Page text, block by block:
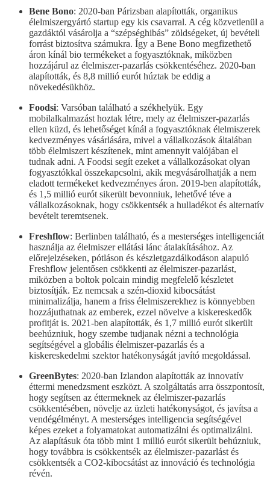
Bene Bono: 2020-ban Párizsban alapították, organikus
élelmiszergyártó startup egy kis csavarral. A cég közvetlenül a
gazdáktól vásárolja a “szépséghibás” zöldségeket, új bevételi
forrást biztosítva számukra. Így a Bene Bono megfizethető
áron kínál bio termékeket a fogyasztóknak, miközben
hozzájárul az élelmiszer-pazarlás csökkentéséhez. 2020-ban
alapították, és 8,8 millió eurót húztak be eddig a
növekedésükhöz.
Foodsi: Varsóban található a székhelyük. Egy
mobilalkalmazást hoztak létre, mely az élelmiszer-pazarlás
ellen küzd, és lehetőséget kínál a fogyasztóknak élelmiszerek
kedvezményes vásárlására, mivel a vállalkozások általában
több élelmiszert készítenek, mint amennyit valójában el
tudnak adni. A Foodsi segít ezeket a vállalkozásokat olyan
fogyasztókkal összekapcsolni, akik megvásárolhatják a nem
eladott termékeket kedvezményes áron. 2019-ben alapították,
és 1,5 millió eurót sikerült bevonniuk, lehetővé téve a
vállalkozásoknak, hogy csökkentsék a hulladékot és alternatív
bevételt teremtsenek.
Freshflow: Berlinben található, és a mesterséges intelligenciát
használja az élelmiszer ellátási lánc átalakításához. Az
előrejelzéseken, pótláson és készletgazdálkodáson alapuló
Freshflow jelentősen csökkenti az élelmiszer-pazarlást,
miközben a boltok polcain mindig megfelelő készletet
biztosítják. Ez nemcsak a szén-dioxid kibocsátást
minimalizálja, hanem a friss élelmiszerekhez is könnyebben
hozzájuthatnak az emberek, ezzel növelve a kiskereskedők
profitját is. 2021-ben alapították, és 1,7 millió eurót sikerült
beehúzniuk, hogy szembe tudjanak nézni a technológia
segítségével a globális élelmiszer-pazarlás és a
kiskereskedelmi szektor hatékonyságát javító megoldással.
GreenBytes: 2020-ban Izlandon alapították az innovatív
éttermi menedzsment eszközt. A szolgáltatás arra összpontosít,
hogy segítsen az éttermeknek az élelmiszer-pazarlás
csökkentésében, növelje az üzleti hatékonyságot, és javítsa a
vendégélményt. A mesterséges intelligencia segítségével
képes ezeket a folyamatokat automatizálni és optimalizálni.
Az alapításuk óta több mint 1 millió eurót sikerült behúzniuk,
hogy továbbra is csökkentsék az élelmiszer-pazarlást és
csökkentsék a CO2-kibocsátást az innováció és technológia
révén.